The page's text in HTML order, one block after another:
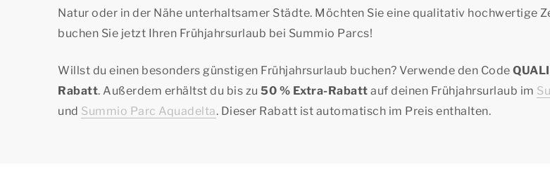
Natur oder in der Nähe unterhaltsamer Städte. Möchten Sie eine qualitativ hochwertige
buchen Sie jetzt Ihren Frühjahrsurlaub bei Summio Parcs!
Willst du einen besonders günstigen Frühjahrsurlaub buchen? Verwende den Code
Rabatt. Außerdem erhältst du bis zu 50 % Extra-Rabatt auf deinen Frühjahrsurlaub im
und Summio Parc Aquadelta. Dieser Rabatt ist automatisch im Preis enthalten.